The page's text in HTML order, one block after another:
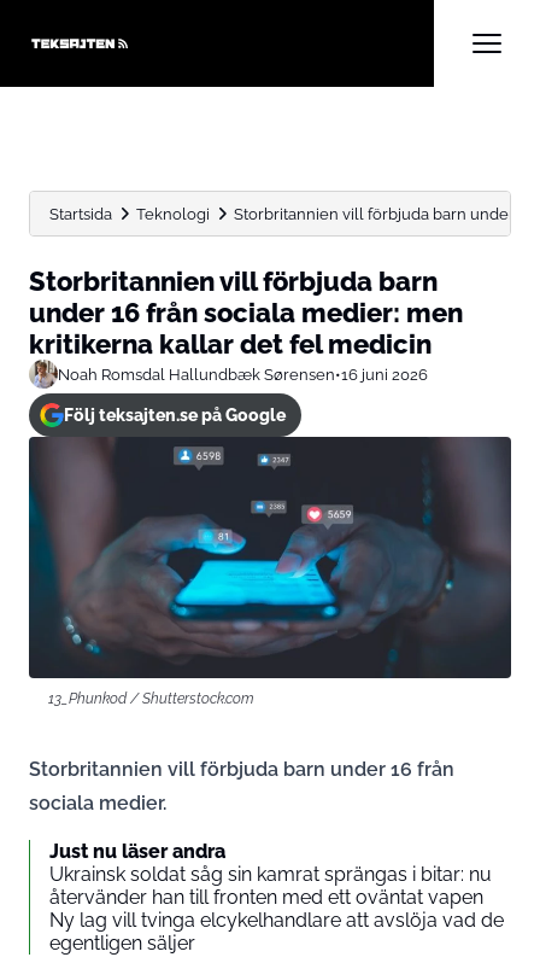
Startsida Teknologi Storbritannien vill förbjuda barn under 16
Storbritannien vill förbjuda barn
under 16 från sociala medier: men
kritikerna kallar det fel medicin
Noah Romsdal Hallundbæk Sørensen•16 juni 2026
Följ teksajten.se på Google
13_Phunkod / Shutterstock.com
Storbritannien vill förbjuda barn under 16 från
sociala medier.
Just nu läser andra
Ukrainsk soldat såg sin kamrat sprängas i bitar: nu
återvänder han till fronten med ett oväntat vapen
Ny lag vill tvinga elcykelhandlare att avslöja vad de
egentligen säljer